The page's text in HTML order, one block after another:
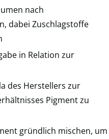
nach
dabei Zuschlagstoffe
in Relation zur
des Herstellers zur
Pigment zu
gründlich mischen, um